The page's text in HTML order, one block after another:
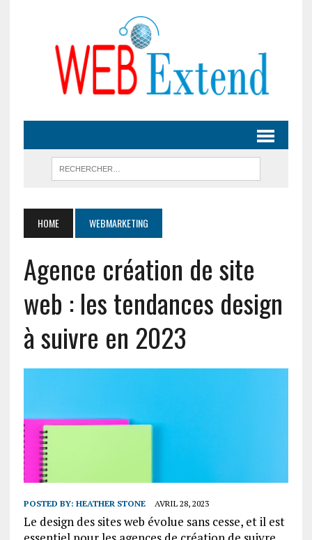
HOME WEBMARKETING
Agence création de site
web : les tendances design
à suivre en 2023
POSTED BY: HEATHER STONE AVRIL 28, 2023
Le design des sites web évolue sans cesse, et il est